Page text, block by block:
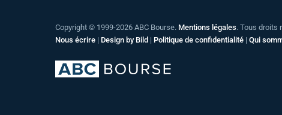
Copyright © 1999-2026 ABC Bourse. Mentions légales. Tous droits
Nous écrire | Design by Bild | Politique de confidentialité | Qui